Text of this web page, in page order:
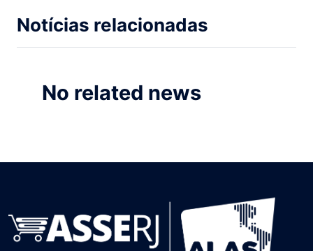
Notícias relacionadas
No related news